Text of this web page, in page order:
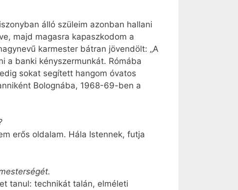
álló szüleim azonban hallani
majd magasra kapaszkodom a
karmester bátran jövendölt: „A
a banki kényszermunkát. Rómába
sokat segített hangom óvatos
Bolognába, 1968-69-ben a
erős oldalam. Hála Istennek, futja
tanul: technikát talán, elméleti